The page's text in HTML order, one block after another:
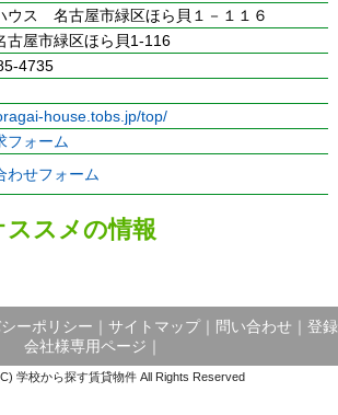
ウス 名古屋市緑区ほら貝１－１１６
古屋市緑区ほら貝1-116
4735
house.tobs.jp/top/
フォーム
わせフォーム
スメの情報
ーポリシー サイトマップ｜ 問い合わせ
登録
会社様専用ページ
学校から探す賃貸物件 All Rights Reserved